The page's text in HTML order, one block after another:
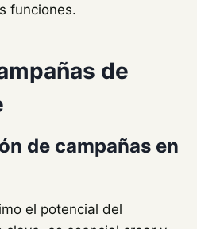
funciones.
de
de campañas en
el potencial del